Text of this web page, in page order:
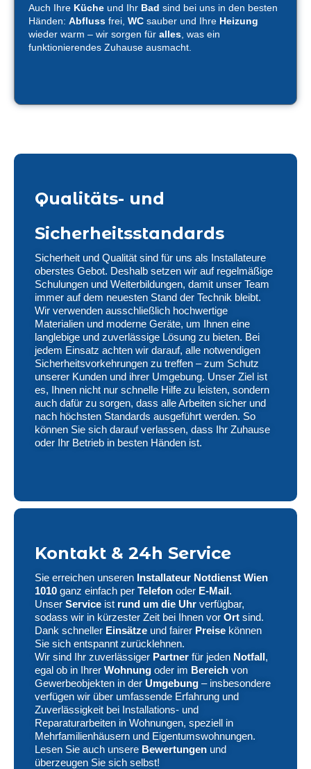
Auch Ihre Küche und Ihr Bad sind bei uns in den besten
Händen: Abfluss frei, WC sauber und Ihre Heizung
wieder warm – wir sorgen für alles , was ein
funktionierendes Zuhause ausmacht.
Qualitäts- und
Sicherheitsstandards
Sicherheit und Qualität sind für uns als Installateure
oberstes Gebot. Deshalb setzen wir auf regelmäßige
Schulungen und Weiterbildungen, damit unser Team
immer auf dem neuesten Stand der Technik bleibt.
Wir verwenden ausschließlich hochwertige
Materialien und moderne Geräte, um Ihnen eine
langlebige und zuverlässige Lösung zu bieten. Bei
jedem Einsatz achten wir darauf, alle notwendigen
Sicherheitsvorkehrungen zu treffen – zum Schutz
unserer Kunden und ihrer Umgebung. Unser Ziel ist
es, Ihnen nicht nur schnelle Hilfe zu leisten, sondern
auch dafür zu sorgen, dass alle Arbeiten sicher und
nach höchsten Standards ausgeführt werden. So
können Sie sich darauf verlassen, dass Ihr Zuhause
oder Ihr Betrieb in besten Händen ist.
Kontakt & 24h Service
Sie erreichen unseren Installateur Notdienst Wien
1010 ganz einfach per Telefon oder E-Mail.
Unser Service ist rund um die Uhr verfügbar,
sodass wir in kürzester Zeit bei Ihnen vor Ort sind.
Dank schneller Einsätze und fairer Preise können
Sie sich entspannt zurücklehnen.
Wir sind Ihr zuverlässiger Partner für jeden Notfall,
egal ob in Ihrer Wohnung oder im Bereich von
Gewerbeobjekten in der Umgebung – insbesondere
verfügen wir über umfassende Erfahrung und
Zuverlässigkeit bei Installations- und
Reparaturarbeiten in Wohnungen, speziell in
Mehrfamilienhäusern und Eigentumswohnungen.
Lesen Sie auch unsere Bewertungen und
überzeugen Sie sich selbst!